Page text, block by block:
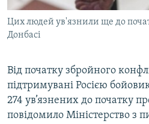
УКРАЇНСЬКА ПРОБЛЕМА КРИМУ
ІНФОГРАФІКА
ДОЛУЧАЙСЯ!
Усі сайти RFE/RL
Цих людей ув'язнили ще до
Донбасі
Від початку збройного
підтримувані Росією
274 ув’язнених до початку
повідомило Міністерство з